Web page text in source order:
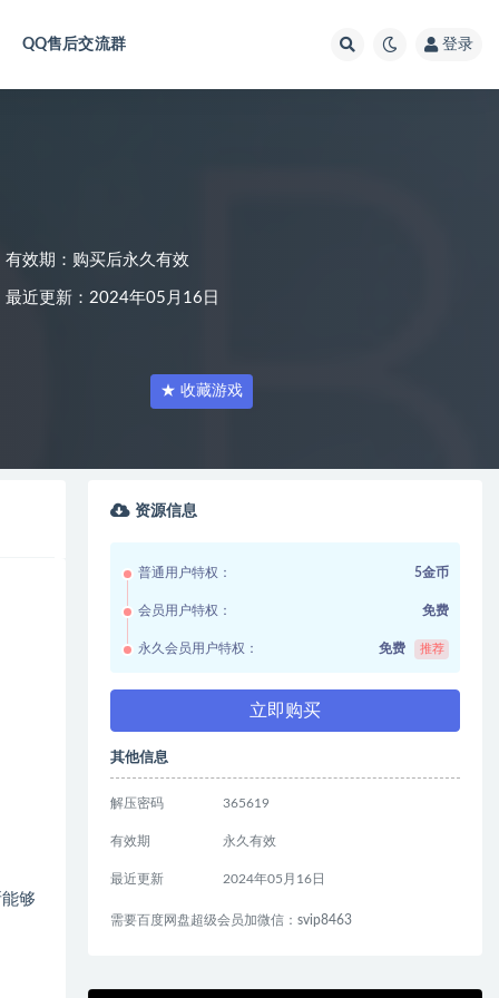
QQ售后交流群 登录
有效期：购买后永久有效
最近更新：2024年05月16日
★ 收藏游戏
够
资源信息
普通用户特权： 5金币
会员用户特权： 免费
永久会员用户特权： 免费 推荐
立即购买
其他信息
解压密码 365619
有效期 永久有效
最近更新 2024年05月16日
需要百度网盘超级会员加微信：svip8463